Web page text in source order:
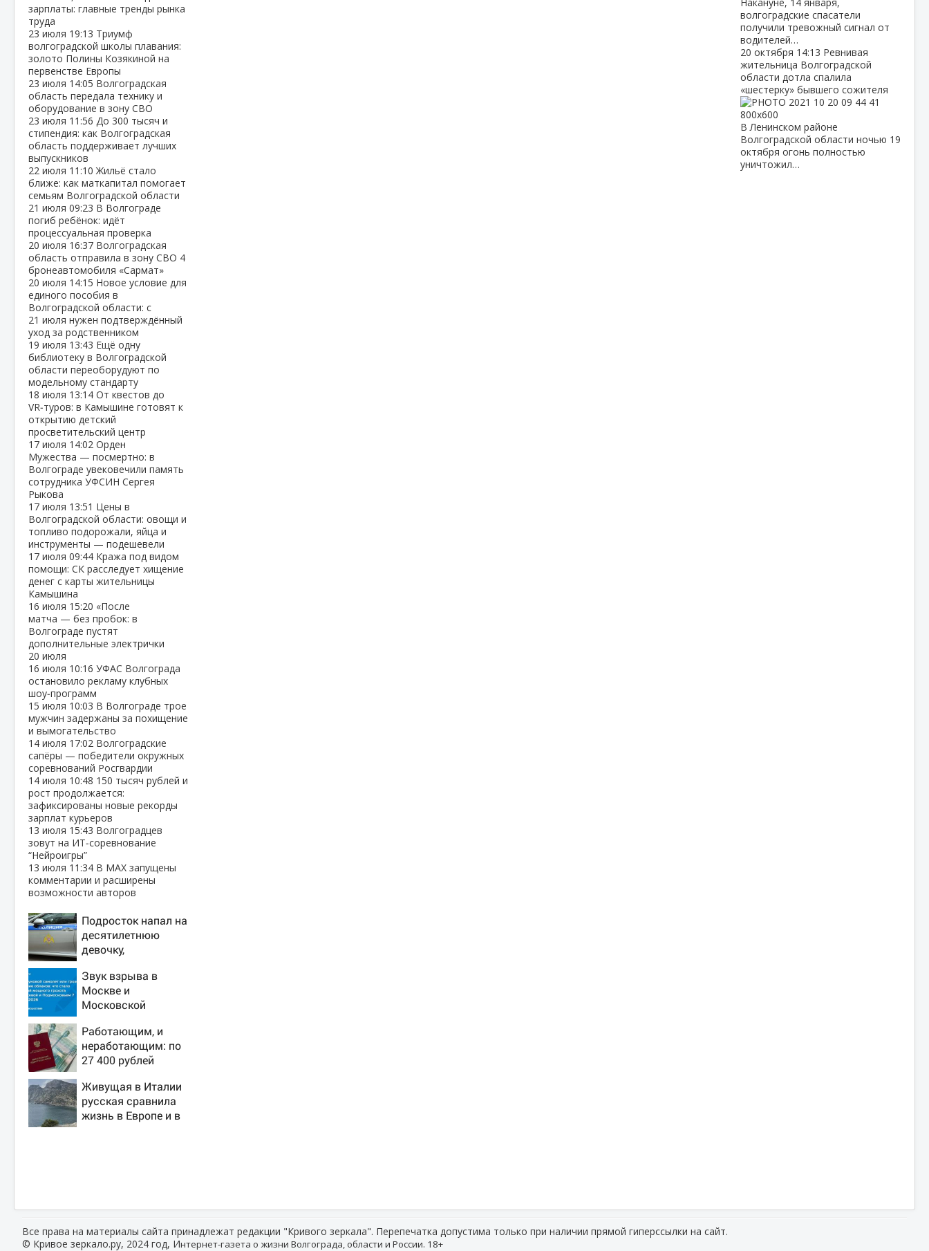
зарплаты: главные тренды рынка
труда
23 июля 19:13 Триумф
волгоградской школы плавания:
золото Полины Козякиной на
первенстве Европы
23 июля 14:05 Волгоградская
область передала технику и
оборудование в зону СВО
23 июля 11:56 До 300 тысяч и
стипендия: как Волгоградская
область поддерживает лучших
выпускников
22 июля 11:10Жильё стало
ближе: как маткапитал помогает
семьям Волгоградской области
21 июля 09:23 В Волгограде
погиб ребёнок: идёт
процессуальная проверка
20 июля 16:37 Волгоградская
область отправила в зону СВО 4
бронеавтомобиля «Сармат»
20 июля 14:15 Новое условие для
единого пособия в
Волгоградской области: с
21 июля нужен подтверждённый
уход за родственником
19 июля 13:43 Ещё одну
библиотеку в Волгоградской
области переоборудуют по
модельному стандарту
18 июля 13:14 От квестов до
VR‑туров: в Камышине готовят к
открытию детский
просветительский центр
17 июля 14:02 Орден
Мужества — посмертно: в
Волгограде увековечили память
сотрудника УФСИН Сергея
Рыкова
17 июля 13:51 Цены в
Волгоградской области: овощи и
топливо подорожали, яйца и
инструменты — подешевели
17 июля 09:44 Кража под видом
помощи: СК расследует хищение
денег с карты жительницы
Камышина
16 июля 15:20 «После
матча — без пробок: в
Волгограде пустят
дополнительные электрички
20 июля
16 июля 10:16 УФАС Волгограда
остановило рекламу клубных
шоу‑программ
15 июля 10:03 В Волгограде трое
мужчин задержаны за похищение
и вымогательство
14 июля 17:02 Волгоградские
сапёры — победители окружных
соревнований Росгвардии
14 июля 10:48 150 тысяч рублей и
рост продолжается:
зафиксированы новые рекорды
зарплат курьеров
13 июля 15:43 Волгоградцев
зовут на ИТ‑соревнование
“Нейроигры”
13 июля 11:34 В МАХ запущены
комментарии и расширены
возможности авторов
Подросток напал на
десятилетнюю
девочку,
квартиру
Звук взрыва в
Москве и
Московской
2026 года: Причины,
источник, откуда
был громкий хлопок
Работающим, и
неработающим: по
27 400 рублей
в сентябре -
PrimaMedia.ru
Живущая в Италии
русская сравнила
жизнь в Европе и в
волгоградские спасатели
получили тревожный сигнал от
водителей…
20 октября 14:13 Ревнивая
жительница Волгоградской
области дотла спалила
«шестерку» бывшего сожителя
В Ленинском районе
Волгоградской области ночью 19
октября огонь полностью
уничтожил…
Все права на материалы сайта принадлежат редакции "Кривого зеркала". Перепечатка допустима только при наличии прямой гиперссылки на сайт.
© Кривое зеркало.ру, 2024 год, Интернет-газета о жизни Волгограда, области и России. 18+